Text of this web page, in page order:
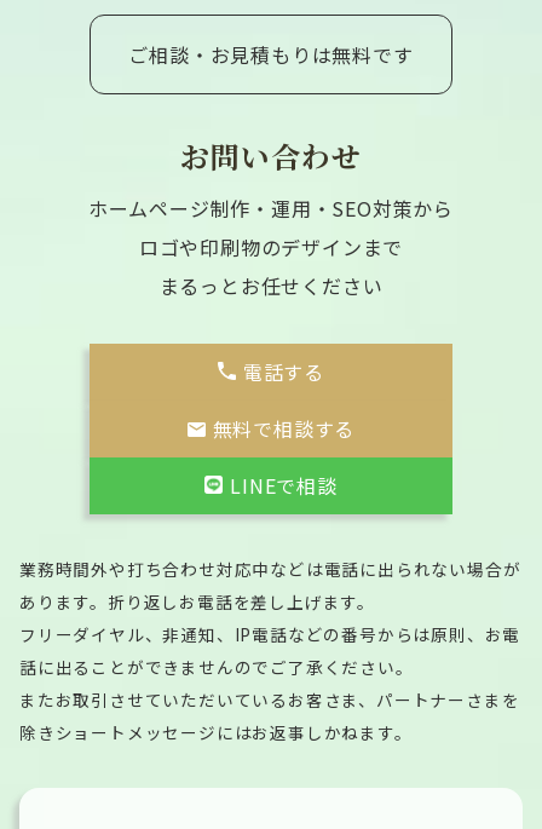
ご相談・お見積もりは無料です
お問い合わせ
ホームページ制作・運用・SEO対策から
ロゴや印刷物のデザインまで
まるっとお任せください
電話する
無料で相談する
LINEで相談
業務時間外や打ち合わせ対応中などは電話に出られない場合が
あります。折り返しお電話を差し上げます。
フリーダイヤル、非通知、IP電話などの番号からは原則、お電
話に出ることができませんのでご了承ください。
またお取引させていただいているお客さま、パートナーさまを
除きショートメッセージにはお返事しかねます。